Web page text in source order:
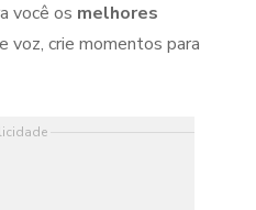
você os melhores
voz, crie momentos para